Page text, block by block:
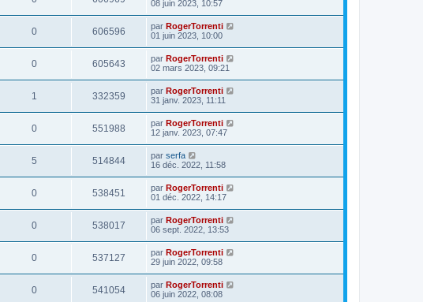
08 juin 2023, 10:57
0 606596 par RogerTorrenti
01 juin 2023, 10:00
0 605643 par RogerTorrenti
02 mars 2023, 09:21
1 332359 par RogerTorrenti
31 janv. 2023, 11:11
0 551988 par RogerTorrenti
12 janv. 2023, 07:47
5 514844 par serfa
16 déc. 2022, 11:58
0 538451 par RogerTorrenti
01 déc. 2022, 14:17
0 538017 par RogerTorrenti
06 sept. 2022, 13:53
0 537127 par RogerTorrenti
29 juin 2022, 09:58
0 541054 par RogerTorrenti
06 juin 2022, 08:08